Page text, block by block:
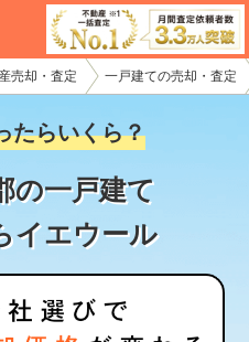
売却・査定 一戸建ての売却・査定
たらいくら？
の一戸建て
イエウール
社様